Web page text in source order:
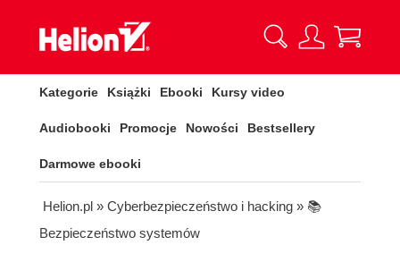
Kategorie Książki Ebooki Kursy video
Audiobooki Promocje Nowości Bestsellery
Darmowe ebooki
Helion.pl » Cyberbezpieczeństwo i hacking » 📚
Bezpieczeństwo systemów